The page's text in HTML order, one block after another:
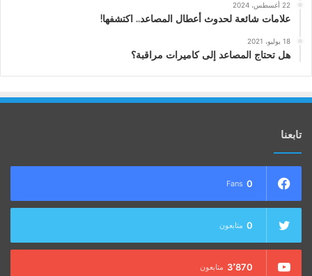
22 أغسطس، 2024
علامات شائعة لحدوث أعطال المصاعد.. اكتشفها!
18 يوليو، 2021
هل تحتاج المصاعد إلى كاميرات مراقبة؟
تابعنا
0
Fans
0 متابعون
3٬870 متابعون